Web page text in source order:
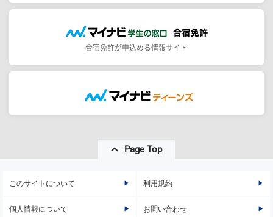
合宿免許が申込める情報サイト
Page Top
このサイトについて 利用規約
個人情報について お問い合わせ